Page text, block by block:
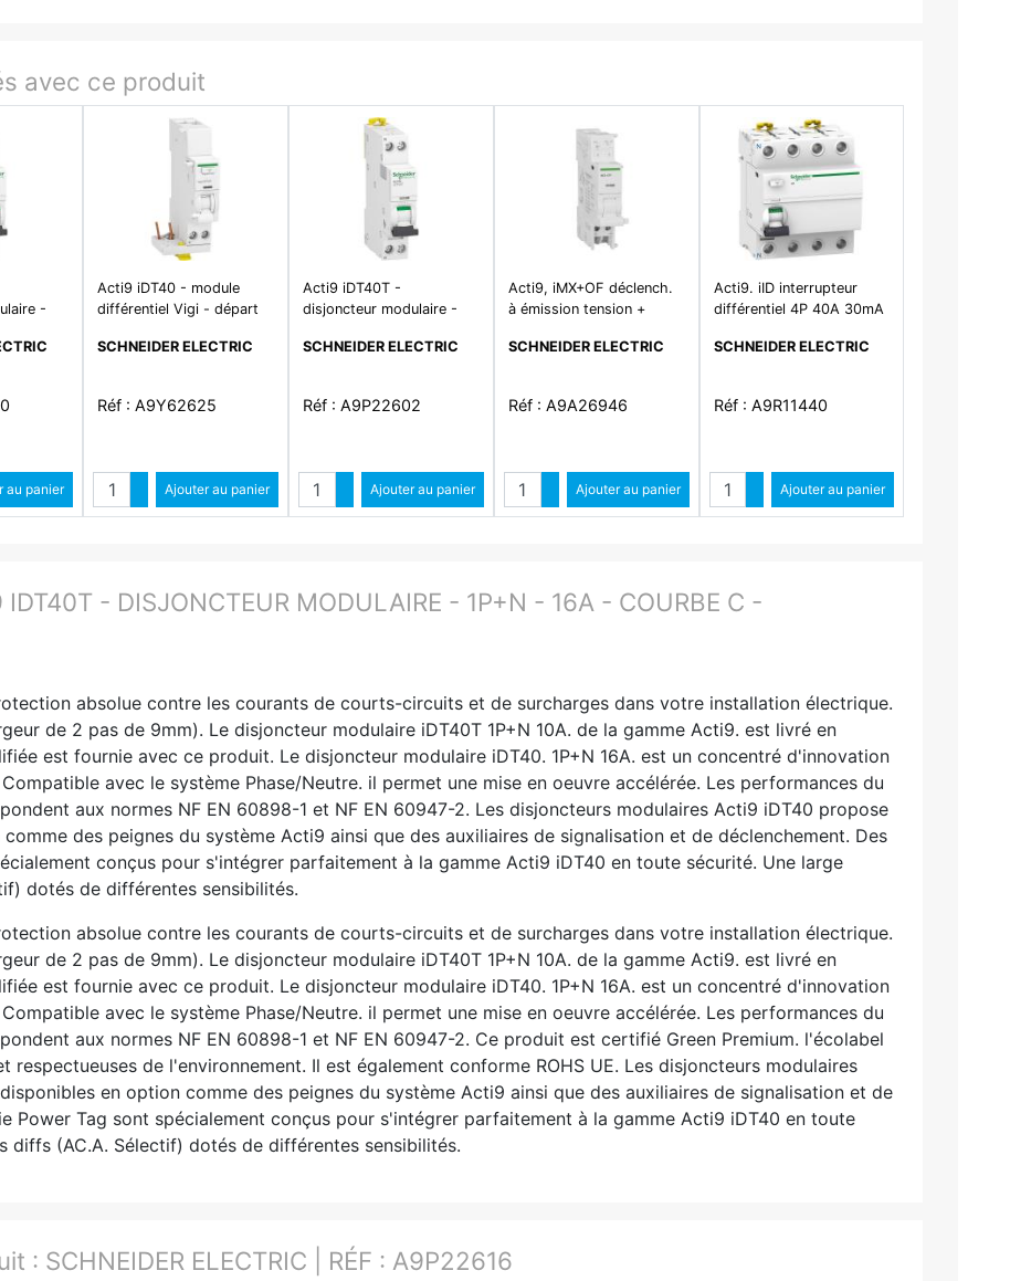
avec ce produit
-
quantité
au panier
Acti9 iDT40 - module
différentiel Vigi - départ
type AC
SCHNEIDER ELECTRIC
Réf : A9Y62625
Quantité
Augmenter quantité
Diminuer quantité
Ajouter au panier
Acti9 iDT40T -
disjoncteur modulaire -
4500A/6kA
SCHNEIDER ELECTRIC
Réf : A9P22602
Quantité
Augmenter quantité
Diminuer quantité
Ajouter au panier
Acti9, iMX+OF déclench.
à émission tension +
110-130VCC
SCHNEIDER ELECTRIC
Réf : A9A26946
Quantité
Augmenter quantité
Diminuer quantité
Ajouter au panier
Acti9. iID interrupteur
différentiel 4P 40A 30mA
SCHNEIDER ELECTRIC
Réf : A9R11440
Quantité
Augmenter quantité
Diminuer quantité
Ajouter au panier
IDT40T - DISJONCTEUR MODULAIRE - 1P+N - 16A - COURBE C -
absolue contre les courants de courts-circuits et de surcharges dans votre installation électrique.
de 2 pas de 9mm). Le disjoncteur modulaire iDT40T 1P+N 10A. de la gamme Acti9. est livré en
est fournie avec ce produit. Le disjoncteur modulaire iDT40. 1P+N 16A. est un concentré d'innovation
avec le système Phase/Neutre. il permet une mise en oeuvre accélérée. Les performances du
aux normes NF EN 60898-1 et NF EN 60947-2. Les disjoncteurs modulaires Acti9 iDT40 propose
des peignes du système Acti9 ainsi que des auxiliaires de signalisation et de déclenchement. Des
conçus pour s'intégrer parfaitement à la gamme Acti9 iDT40 en toute sécurité. Une large
dotés de différentes sensibilités.
absolue contre les courants de courts-circuits et de surcharges dans votre installation électrique.
de 2 pas de 9mm). Le disjoncteur modulaire iDT40T 1P+N 10A. de la gamme Acti9. est livré en
est fournie avec ce produit. Le disjoncteur modulaire iDT40. 1P+N 16A. est un concentré d'innovation
avec le système Phase/Neutre. il permet une mise en oeuvre accélérée. Les performances du
aux normes NF EN 60898-1 et NF EN 60947-2. Ce produit est certifié Green Premium. l'écolabel
respectueuses de l'environnement. Il est également conforme ROHS UE. Les disjoncteurs modulaires
en option comme des peignes du système Acti9 ainsi que des auxiliaires de signalisation et de
Power Tag sont spécialement conçus pour s'intégrer parfaitement à la gamme Acti9 iDT40 en toute
diffs (AC.A. Sélectif) dotés de différentes sensibilités.
: SCHNEIDER ELECTRIC | RÉF : A9P22616